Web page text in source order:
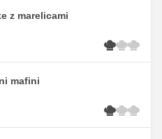
z marelicami
mafini